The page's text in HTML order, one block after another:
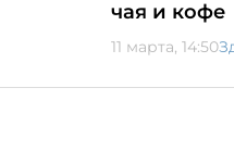
чая и кофе
11 марта, 14:50